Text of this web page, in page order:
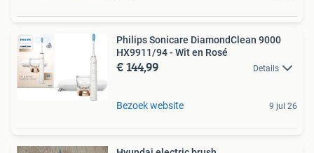
Philips Sonicare DiamondClean 9000
HX9911/94 - Wit en Rosé
€ 144,99 Details
Bezoek website 9 jul 26